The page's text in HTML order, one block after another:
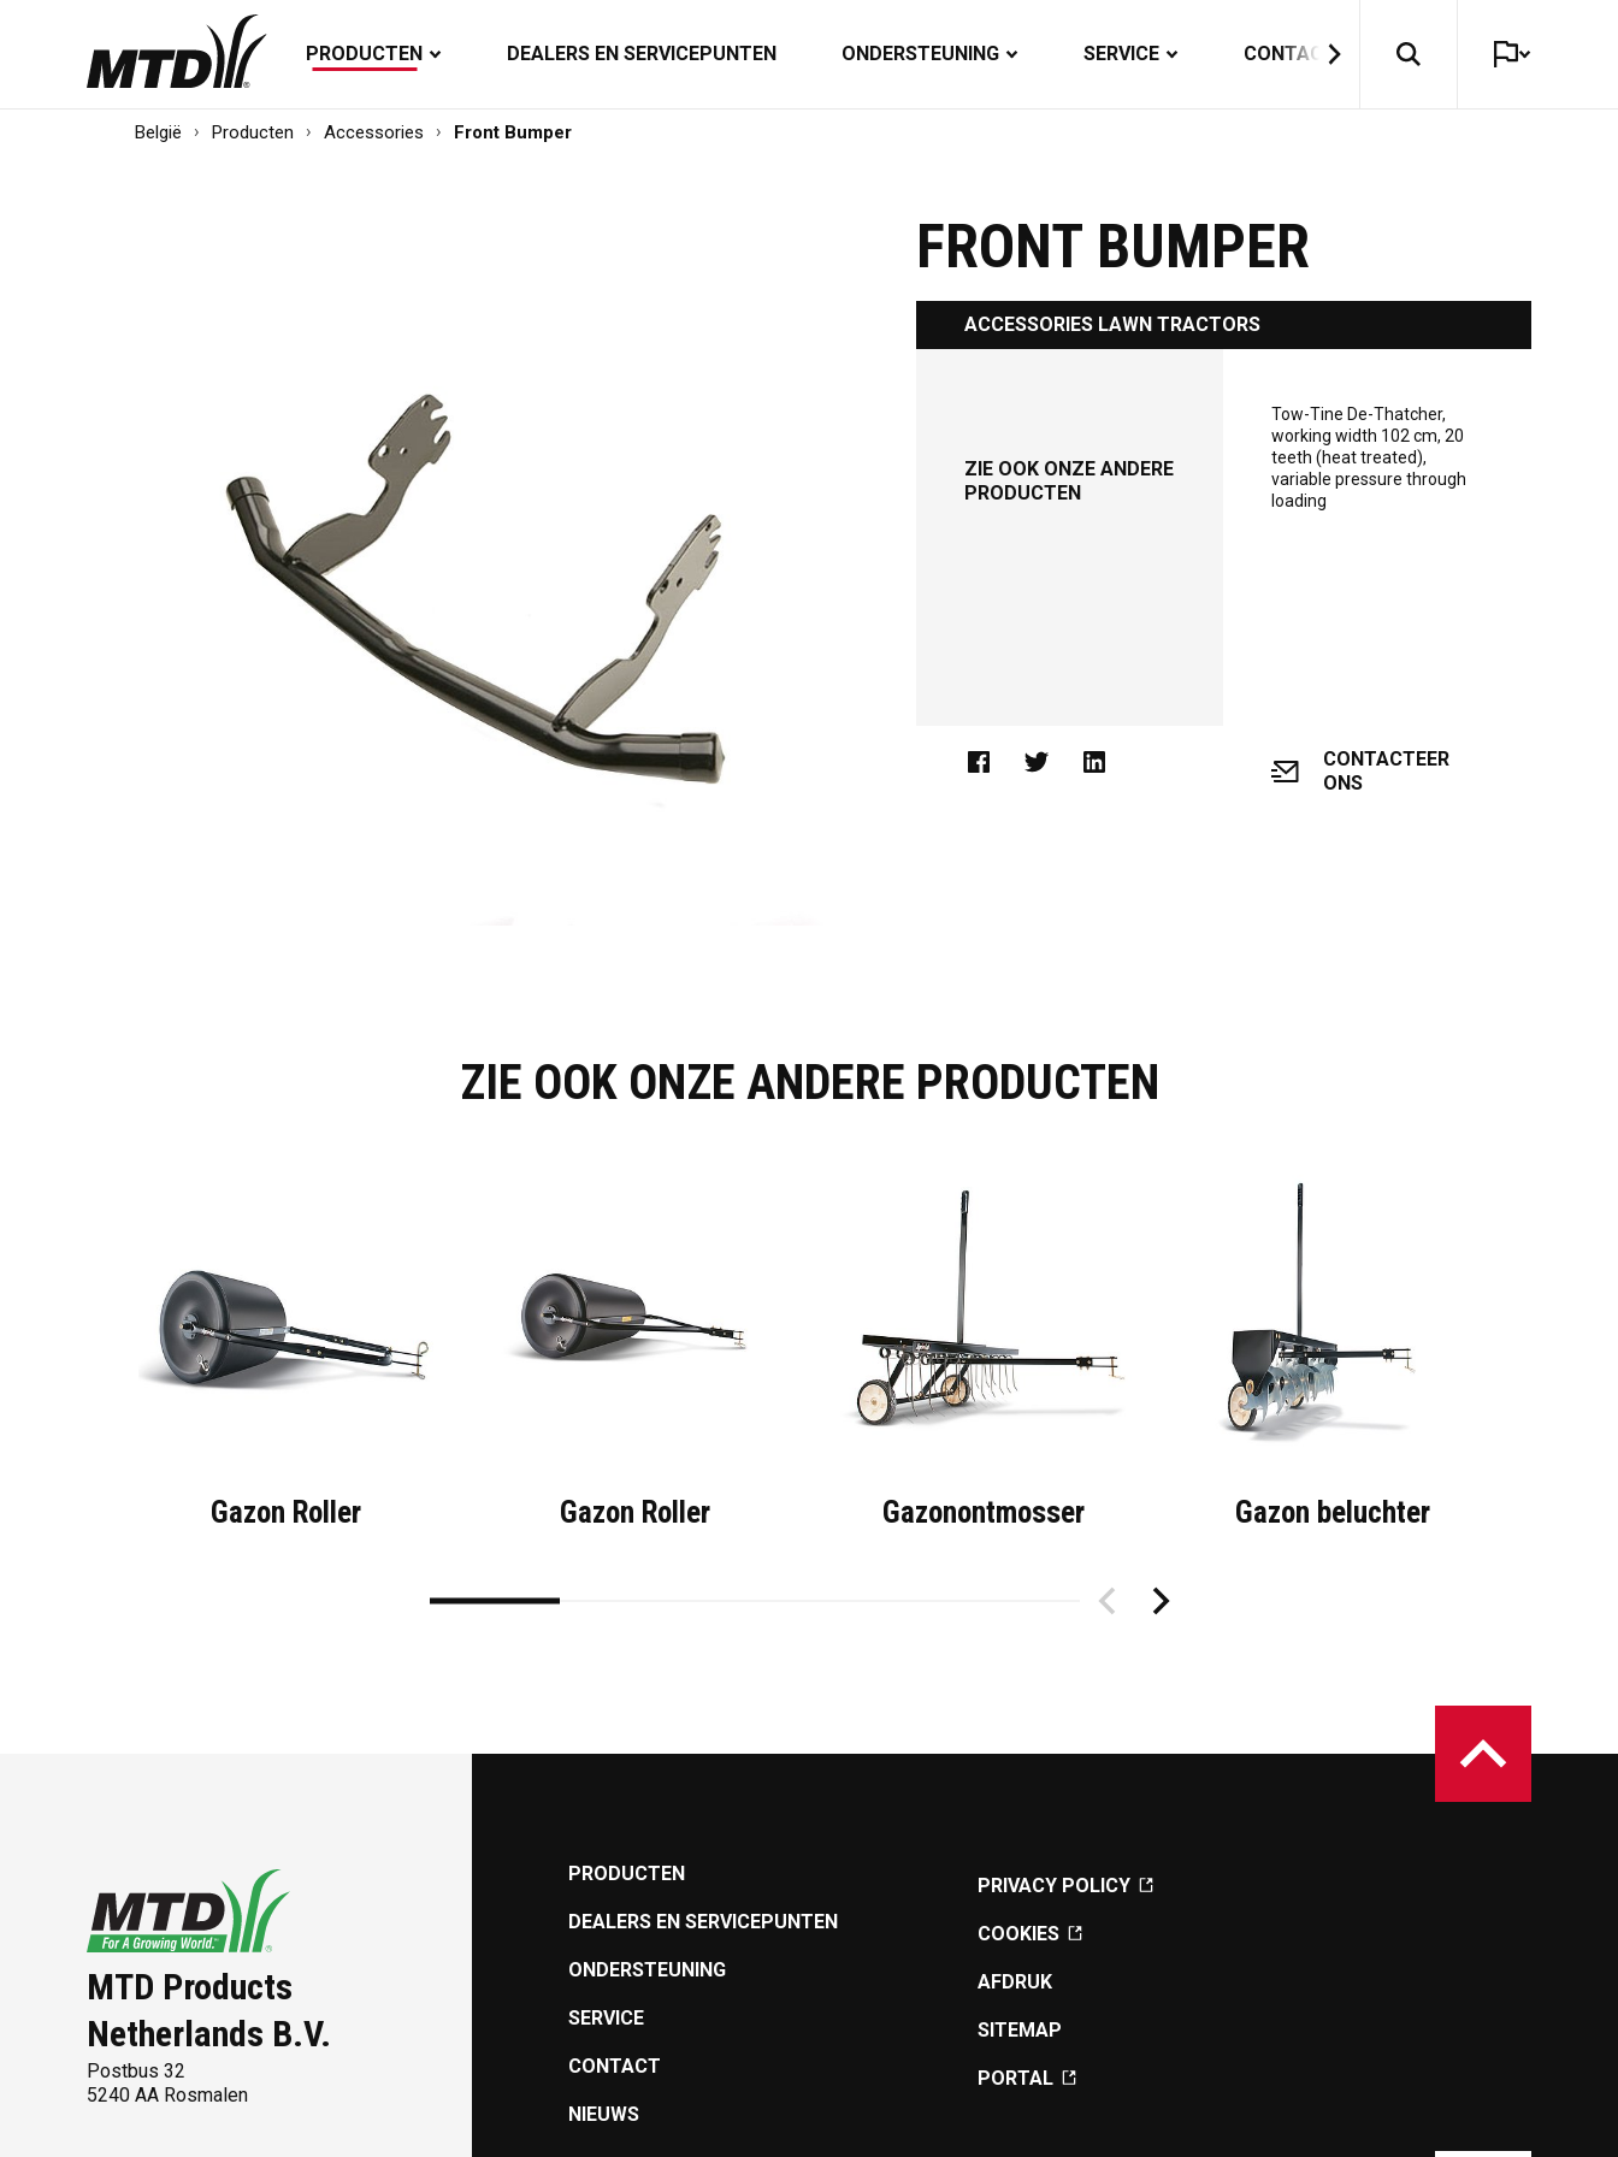
PRODUCTEN DEALERS EN SERVICEPUNTEN ONDERSTEUNING SERVICE CONTACT
België Producten Accessories Front Bumper
FRONT BUMPER
ACCESSORIES LAWN TRACTORS
ZIE OOK ONZE ANDERE
PRODUCTEN
Tow-Tine De-Thatcher,
working width 102 cm, 20
teeth (heat treated),
variable pressure through
loading
CONTACTEER
ONS
ZIE OOK ONZE ANDERE PRODUCTEN
Gazon Roller Gazon Roller Gazonontmosser Gazon beluchter
MTD Products
Netherlands B.V.
Postbus 32
5240 AA Rosmalen
PRODUCTEN
DEALERS EN SERVICEPUNTEN
ONDERSTEUNING
SERVICE
CONTACT
NIEUWS
PRIVACY POLICY
COOKIES
AFDRUK
SITEMAP
PORTAL